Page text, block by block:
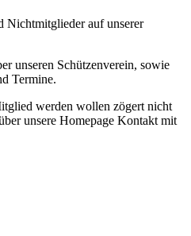
Nichtmitglieder auf unserer
unseren Schützenverein, sowie
Termine.
werden wollen zögert nicht
unsere Homepage Kontakt mit